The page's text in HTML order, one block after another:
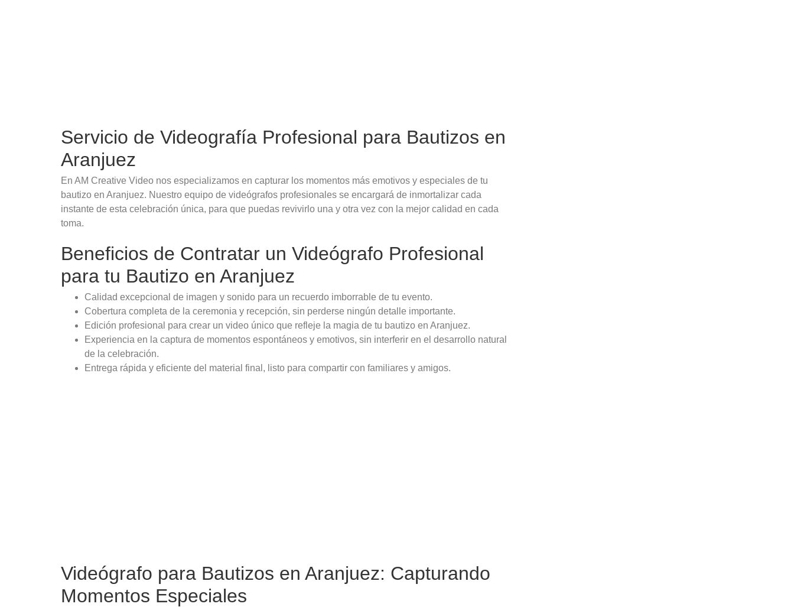
Servicio de Videografía Profesional para Bautizos en
Aranjuez
En AM Creative Video nos especializamos en capturar los momentos más emotivos y especiales de tu
bautizo en Aranjuez. Nuestro equipo de videógrafos profesionales se encargará de inmortalizar cada
instante de esta celebración única, para que puedas revivirlo una y otra vez con la mejor calidad en cada
toma.
Beneficios de Contratar un Videógrafo Profesional
para tu Bautizo en Aranjuez
Calidad excepcional de imagen y sonido para un recuerdo imborrable de tu evento.
Cobertura completa de la ceremonia y recepción, sin perderse ningún detalle importante.
Edición profesional para crear un video único que refleje la magia de tu bautizo en Aranjuez.
Experiencia en la captura de momentos espontáneos y emotivos, sin interferir en el desarrollo natural
de la celebración.
Entrega rápida y eficiente del material final, listo para compartir con familiares y amigos.
Videógrafo para Bautizos en Aranjuez: Capturando
Momentos Especiales